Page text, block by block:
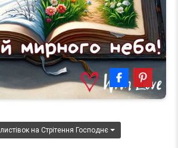
на Стрітення Господнє